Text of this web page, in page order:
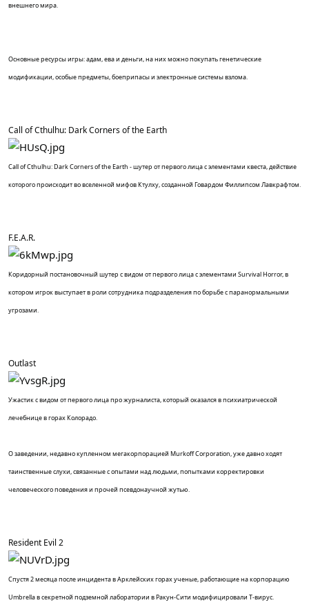
внешнего мира.
Основные ресурсы игры: адам, ева и деньги, на них можно покупать генетические
модификации, особые предметы, боеприпасы и электронные системы взлома.
Call of Cthulhu: Dark Corners of the Earth
Call of Cthulhu: Dark Corners of the Earth - шутер от первого лица с элементами квеста, действие
которого происходит во вселенной мифов Ктулху, созданной Говардом Филлипсом Лавкрафтом.
F.E.A.R.
Коридорный постановочный шутер с видом от первого лица с элементами Survival Horror, в
котором игрок выступает в роли сотрудника подразделения по борьбе с паранормальными
угрозами.
Outlast
Ужастик с видом от первого лица про журналиста, который оказался в психиатрической
лечебнице в горах Колорадо.
О заведении, недавно купленном мегакорпорацией Murkoff Corporation, уже давно ходят
таинственные слухи, связанные с опытами над людьми, попытками корректировки
человеческого поведения и прочей псевдонаучной жутью.
Resident Evil 2
Спустя 2 месяца после инцидента в Арклейских горах ученые, работающие на корпорацию
Umbrella в секретной подземной лаборатории в Ракун-Сити модифицировали Т-вирус.